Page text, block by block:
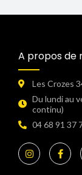
A propos de
Les Crozes
Du lundi au
continu)​
04 68 91 37